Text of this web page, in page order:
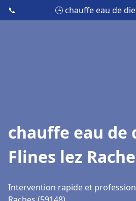
📞 🕒 chauffe eau de
chauffe eau de
Flines lez
Intervention rapide et